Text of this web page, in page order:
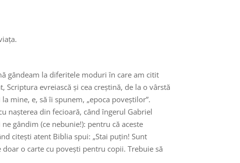
gândeam la diferitele moduri în care am citit
evreiască și cea creștină, de la o vârstă
mine, e, să îi spunem, „epoca poveștilor”.
nașterea din fecioară, când îngerul Gabriel
gândim (ce nebunie!): pentru că aceste
citești atent Biblia spui: „Stai puțin! Sunt
o carte cu povești pentru copii. Trebuie să